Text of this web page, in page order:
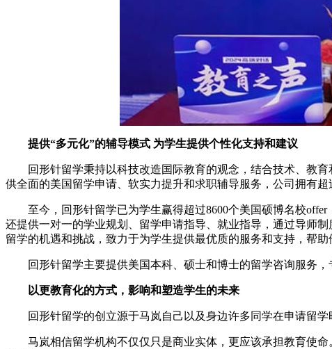
提供“多元化”的辅导模式 为学生提供个性化支持和建议
回形针留学秉持以科技改造国际教育的观念，结合技术、教育
供全面的美国留学申请、软实力提升和求职辅导服务，公司拥有超
至今，回形针留学已为学生赢得超过8600个美国硕博名校offer
还提供一对一的学业规划、留学申请指导、就业指导，通过导师
留学的机遇和挑战，致力于为学生提供最优质的服务和支持，帮助
回形针留学主要提供美国本科、硕士和博士的留学咨询服务，
以更教育化的方式，影响和塑造学生的未来
回形针留学的创立源于马岚自己以及身边许多同学在申请留学
马岚相信留学机构不仅仅只是商业实体，更应该承担教育使命